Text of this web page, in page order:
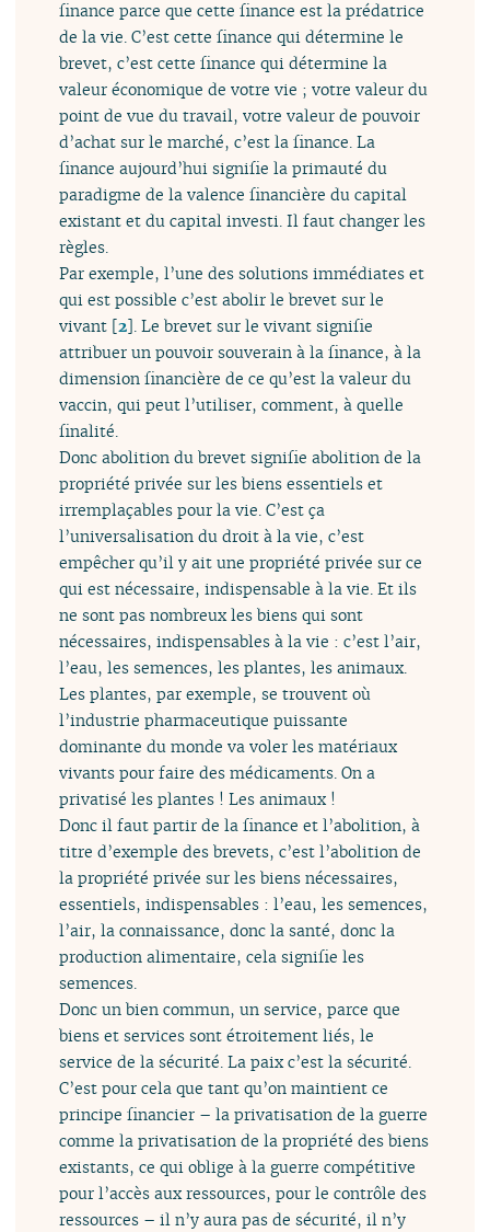
finance parce que cette finance est la prédatrice
de la vie. C’est cette finance qui détermine le
brevet, c’est cette finance qui détermine la
valeur économique de votre vie ; votre valeur du
point de vue du travail, votre valeur de pouvoir
d’achat sur le marché, c’est la finance. La
finance aujourd’hui signifie la primauté du
paradigme de la valence financière du capital
existant et du capital investi. Il faut changer les
règles.
Par exemple, l’une des solutions immédiates et
qui est possible c’est abolir le brevet sur le
vivant [2]. Le brevet sur le vivant signifie
attribuer un pouvoir souverain à la finance, à la
dimension financière de ce qu’est la valeur du
vaccin, qui peut l’utiliser, comment, à quelle
finalité.
Donc abolition du brevet signifie abolition de la
propriété privée sur les biens essentiels et
irremplaçables pour la vie. C’est ça
l’universalisation du droit à la vie, c’est
empêcher qu’il y ait une propriété privée sur ce
qui est nécessaire, indispensable à la vie. Et ils
ne sont pas nombreux les biens qui sont
nécessaires, indispensables à la vie : c’est l’air,
l’eau, les semences, les plantes, les animaux.
Les plantes, par exemple, se trouvent où
l’industrie pharmaceutique puissante
dominante du monde va voler les matériaux
vivants pour faire des médicaments. On a
privatisé les plantes ! Les animaux !
Donc il faut partir de la finance et l’abolition, à
titre d’exemple des brevets, c’est l’abolition de
la propriété privée sur les biens nécessaires,
essentiels, indispensables : l’eau, les semences,
l’air, la connaissance, donc la santé, donc la
production alimentaire, cela signifie les
semences.
Donc un bien commun, un service, parce que
biens et services sont étroitement liés, le
service de la sécurité. La paix c’est la sécurité.
C’est pour cela que tant qu’on maintient ce
principe financier – la privatisation de la guerre
comme la privatisation de la propriété des biens
existants, ce qui oblige à la guerre compétitive
pour l’accès aux ressources, pour le contrôle des
ressources – il n’y aura pas de sécurité, il n’y